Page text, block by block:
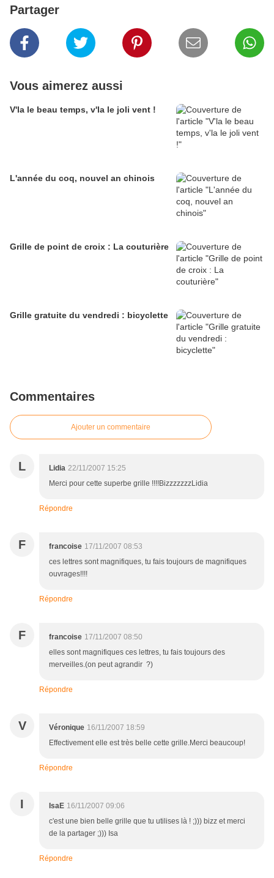
Partager
Vous aimerez aussi
V'la le beau temps, v'la le joli vent !
L'année du coq, nouvel an chinois
Grille de point de croix : La couturière
Grille gratuite du vendredi : bicyclette
Commentaires
Ajouter un commentaire
L Lidia 22/11/2007 15:25
Merci pour cette superbe grille !!!!BizzzzzzzLidia
Répondre
F francoise 17/11/2007 08:53
ces lettres sont magnifiques, tu fais toujours de magnifiques
ouvrages!!!!
Répondre
F francoise 17/11/2007 08:50
elles sont magnifiques ces lettres, tu fais toujours des
merveilles.(on peut agrandir ?)
Répondre
V Véronique 16/11/2007 18:59
Effectivement elle est très belle cette grille.Merci beaucoup!
Répondre
I IsaE 16/11/2007 09:06
c'est une bien belle grille que tu utilises là ! ;))) bizz et merci
de la partager ;))) Isa
Répondre